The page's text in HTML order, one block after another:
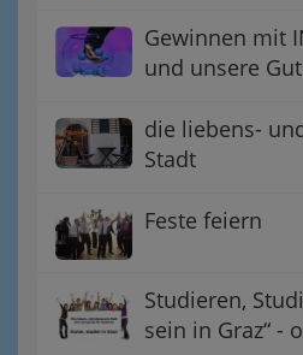
Gewinnen mit
und unsere
die liebens-
Stadt
Feste feiern
Studieren,
sein in Graz“ -